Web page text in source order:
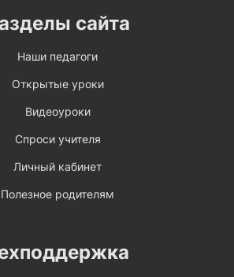
сайта
Наши педагоги
Открытые уроки
Видеоуроки
Спроси учителя
Личный кабинет
Полезное родителям